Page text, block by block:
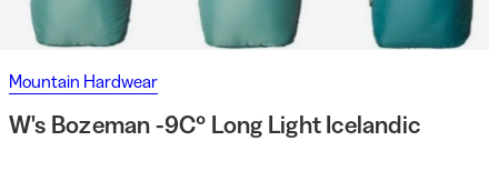
Mountain Hardwear
W's Bozeman -9C° Long Light Icelandic